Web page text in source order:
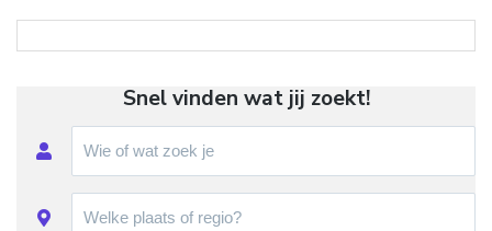
Snel vinden wat jij zoekt!